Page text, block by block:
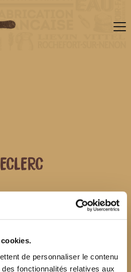
de personnaliser le contenu
fonctionnalités relatives aux